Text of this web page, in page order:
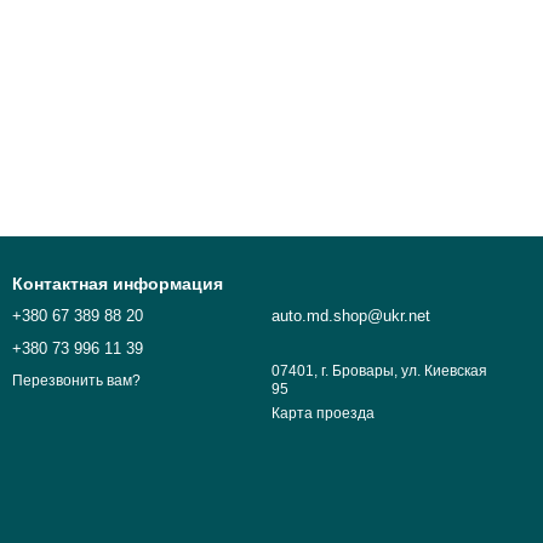
Контактная информация
+380 67 389 88 20
+380 73 996 11 39
Перезвонить вам?
auto.md.shop@ukr.net
07401, г. Бровары, ул. Киевская
95
Карта проезда